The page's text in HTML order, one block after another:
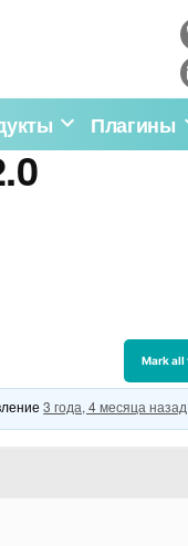
Плагины
3 года, 4 месяца назад